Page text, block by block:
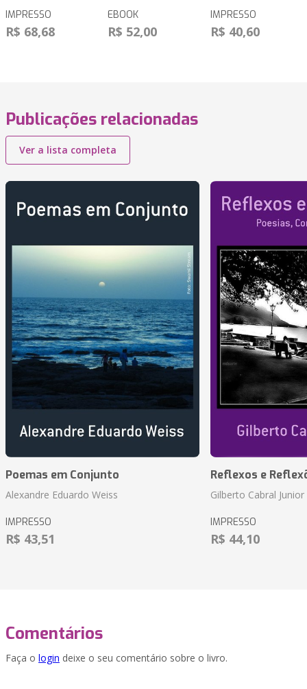
IMPRESSO
R$ 68,68
EBOOK
R$ 52,00
IMPRESSO
R$ 40,60
Publicações relacionadas
Ver a lista completa
Poemas em Conjunto
Alexandre Eduardo Weiss
IMPRESSO
R$ 43,51
Reflexos e
Gilberto Cabral Junior
IMPRESSO
R$ 44,10
Comentários
Faça o login deixe o seu comentário sobre o livro.